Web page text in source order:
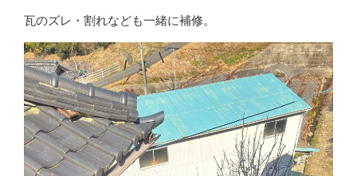
瓦のズレ・割れなども一緒に補修。